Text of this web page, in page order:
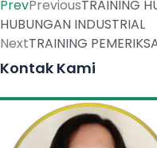
PrevPreviousTRAINING
HUBUNGAN INDUSTRIAL
NextTRAINING
Kontak Kami